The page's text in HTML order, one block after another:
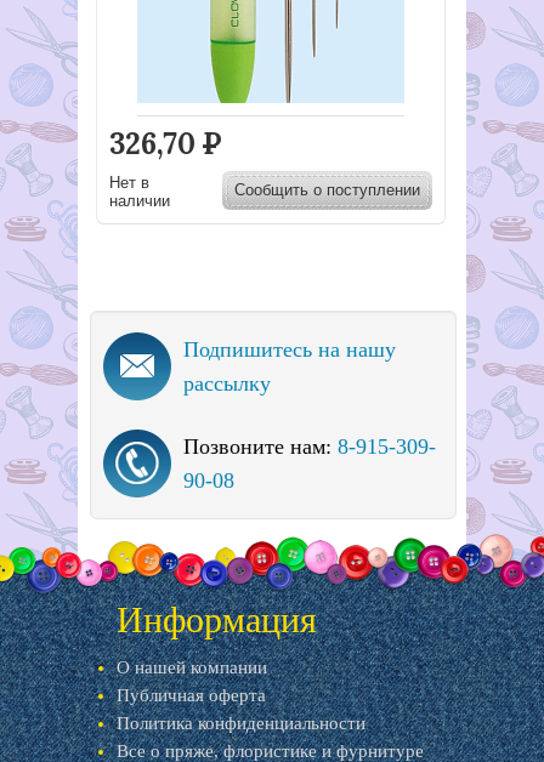
326,70 Р
Нет в
наличии
Сообщить о поступлении
Подпишитесь на нашу
рассылку
Позвоните нам: 8-915-309-
90-08
Информация
О нашей компании
Публичная оферта
Политика конфиденциальности
Все о пряже, флористике и фурнитуре